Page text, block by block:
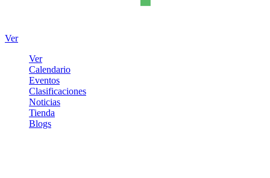
Ver
Ver
Calendario
Eventos
Clasificaciones
Noticias
Tienda
Blogs